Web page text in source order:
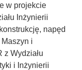
w projekcie
Inżynierii
napęd
i
z Wydziału
i Inżynierii